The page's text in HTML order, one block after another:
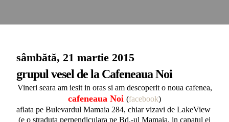
sâmbătă, 21 martie 2015
grupul vesel de la Cafeneaua Noi
Vineri seara am iesit in oras si am descoperit o noua cafenea,
cafeneaua Noi (facebook)
aflata pe Bulevardul Mamaia 284, chiar vizavi de LakeView
(e o straduta perpendiculara pe Bd.-ul Mamaia, in capatul ei